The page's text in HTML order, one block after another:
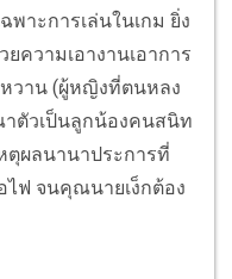
พาะการเล่นในเกม ยิ่ง
ความเอางานเอาการ
วาน (ผู้หญิงที่ตนหลง
ตัวเป็นลูกน้องคนสนิท
ตุผลนานาประการที่
ไฟ จนคุณนายเง็กต้อง